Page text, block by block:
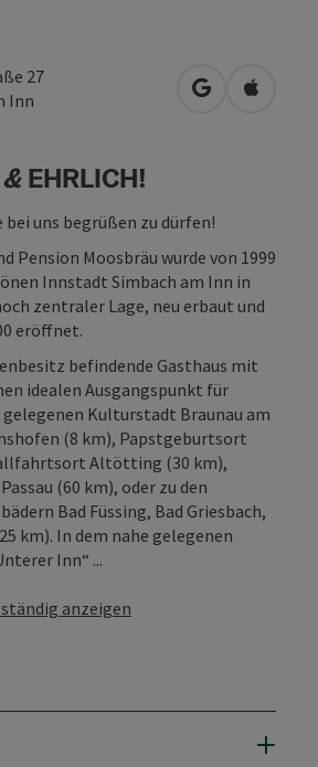
27
Inn in Google
in
&EHRLICH!
bei uns begrüßen zu dürfen!
Pension Moosbräu wurde von 1999
Innstadt Simbach am Inn in
zentraler Lage, neu erbaut und
eröffnet.
befindende Gasthaus mit
idealen Ausgangspunkt für
gelegenen Kulturstadt Braunau am
(8 km), Papstgeburtsort
Altötting (30 km),
(60 km), oder zu den
Bad Füssing, Bad Griesbach,
km). In dem nahe gelegenen
Inn“ ...
anzeigen